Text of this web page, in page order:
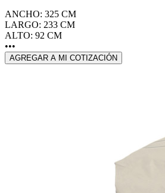
ANCHO: 325 CM
LARGO: 233 CM
ALTO: 92 CM
•••
AGREGAR A MI COTIZACIÓN